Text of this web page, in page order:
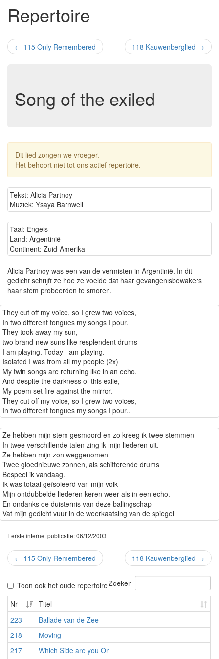
Repertoire
← 115 Only Remembered 118 Kauwenberglied →
Song of the exiled
Dit lied zongen we vroeger.
Het behoort niet tot ons actief repertoire.
Tekst: Alicia Partnoy
Muziek: Ysaya Barnwell
Taal: Engels
Land: Argentinië
Continent: Zuid-Amerika
Alicia Partnoy was een van de vermisten in Argentinië. In dit
gedicht schrijft ze hoe ze voelde dat haar gevangenisbewakers
haar stem probeerden te smoren.
They cut off my voice, so I grew two voices,
In two different tongues my songs I pour.
They took away my sun,
two brand-new suns like resplendent drums
I am playing. Today I am playing.
Isolated I was from all my people (2x)
My twin songs are returning like in an echo.
And despite the darkness of this exile,
My poem set fire against the mirror.
They cut off my voice, so I grew two voices,
In two different tongues my songs I pour...
Ze hebben mijn stem gesmoord en zo kreeg ik twee stemmen
In twee verschillende talen zing ik mijn liederen uit.
Ze hebben mijn zon weggenomen
Twee gloednieuwe zonnen, als schitterende drums
Bespeel ik vandaag.
Ik was totaal geïsoleerd van mijn volk
Mijn ontdubbelde liederen keren weer als in een echo.
En ondanks de duisternis van deze ballingschap
Vat mijn gedicht vuur in de weerkaatsing van de spiegel.
Eerste internet publicatie: 06/12/2003
← 115 Only Remembered 118 Kauwenberglied →
Toon ook het oude repertoireZoeken
Nr
Titel
223
Ballade van de Zee
218
Moving
217
Which Side are you On